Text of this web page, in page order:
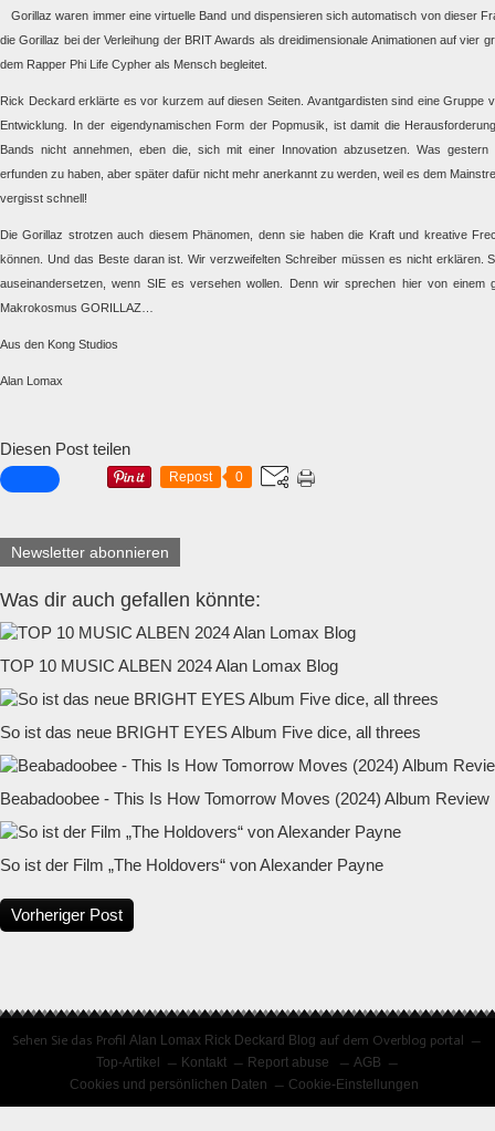
Gorillaz waren immer eine virtuelle Band und dispensieren sich automatisch von dieser
die Gorillaz bei der Verleihung der BRIT Awards als dreidimensionale Animationen auf vier
dem Rapper Phi Life Cypher als Mensch begleitet.
Rick Deckard erklärte es vor kurzem auf diesen Seiten. Avantgardisten sind eine Gruppe
Entwicklung. In der eigendynamischen Form der Popmusik, ist damit die
Bands nicht annehmen, eben die, sich mit einer Innovation abzusetzen. Was
erfunden zu haben, aber später dafür nicht mehr anerkannt zu werden, weil es dem
vergisst schnell!
Die Gorillaz strotzen auch diesem Phänomen, denn sie haben die Kraft und kreative
können. Und das Beste daran ist. Wir verzweifelten Schreiber müssen es nicht erklären.
auseinandersetzen, wenn SIE es versehen wollen. Denn wir sprechen hier von einem
Makrokosmus GORILLAZ…
Aus den Kong Studios
Alan Lomax
Diesen Post teilen
Repost 0
Newsletter abonnieren
Was dir auch gefallen könnte:
TOP 10 MUSIC ALBEN 2024 Alan Lomax Blog
So ist das neue BRIGHT EYES Album Five dice, all threes
Beabadoobee - This Is How Tomorrow Moves (2024) Album Review
So ist der Film „The Holdovers“ von Alexander Payne
Vorheriger Post
Sehen Sie das ProfilAlan Lomax Rick Deckard Blog auf dem Overblog portal
Top-Artikel
Kontakt Report abuse
AGB
Cookies und persönlichen Daten
Cookie-Einstellungen